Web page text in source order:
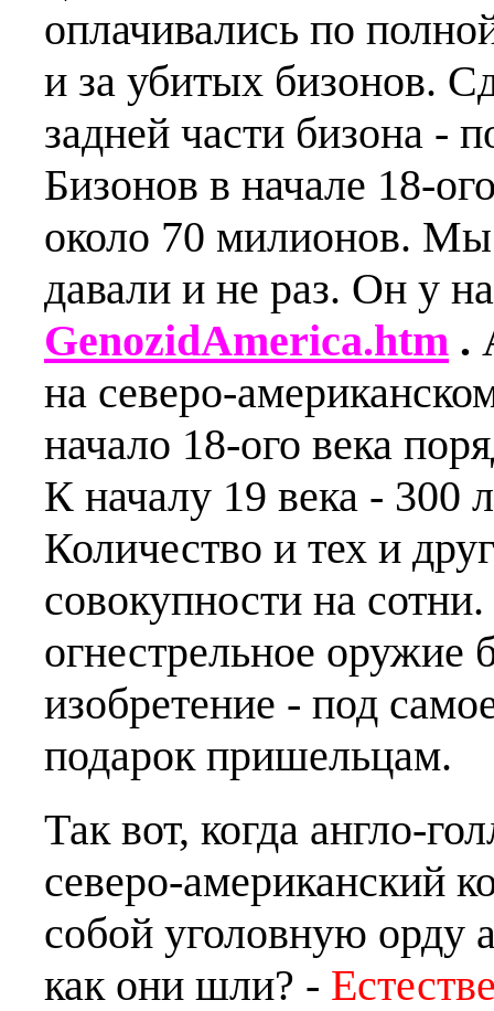
оплачивались по
и за убитых бизонов.
задней части бизона -
Бизонов в начале 18-
около 70 милионов. Мы
давали и не раз. Он у
GenozidAmerica.htm .
на северо-
начало 18-ого века
К началу 19 века - 300
Количество и тех и
совокупности на
огнестрельное оружие
изобретение - под
подарок пришельцам.
Так вот, когда англо-
северо-американский
собой уголовную орду
как они шли? -